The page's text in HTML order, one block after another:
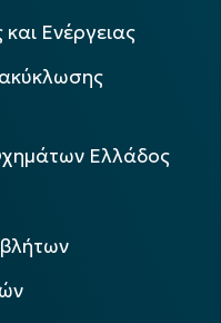
Ενέργειας
Ελλάδος